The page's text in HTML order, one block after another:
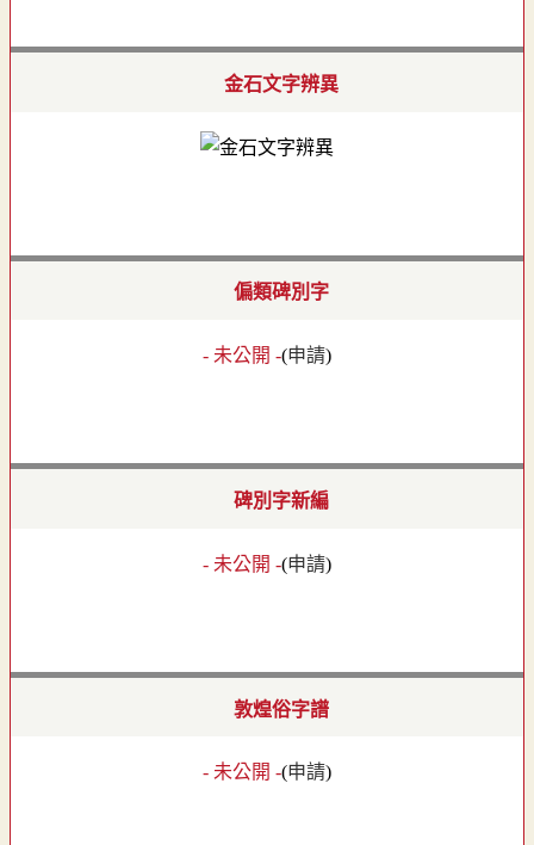
金石文字辨異
偏類碑別字
- 未公開 -(申請)
碑別字新編
- 未公開 -(申請)
敦煌俗字譜
- 未公開 -(申請)